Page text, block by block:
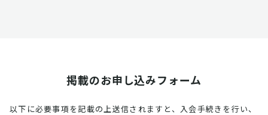
掲載のお申し込みフォーム
以下に必要事項を記載の上送信されますと、入会手続きを行い、